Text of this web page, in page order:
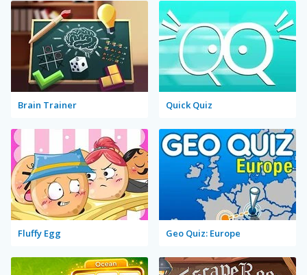
Brain Trainer Quick Quiz
Fluffy Egg Geo Quiz: Europe